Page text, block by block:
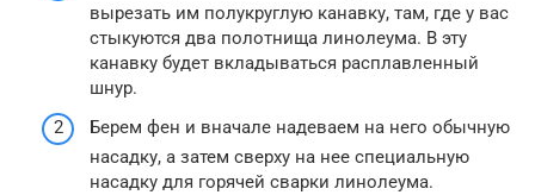
вырезать им полукруглую канавку, там, где у вас
стыкуются два полотнища линолеума. В эту
канавку будет вкладываться расплавленный
шнур.
Берем фен и вначале надеваем на него обычную
насадку, а затем сверху на нее специальную
насадку для горячей сварки линолеума.